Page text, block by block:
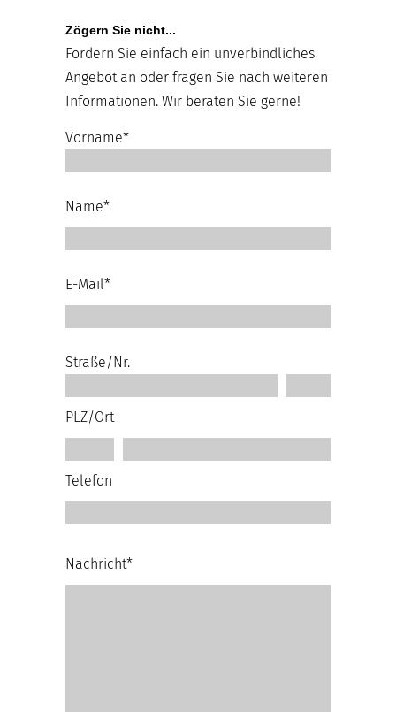
Zögern Sie nicht...
Fordern Sie einfach ein unverbindliches
Angebot an oder fragen Sie nach weiteren
Informationen. Wir beraten Sie gerne!
Vorname*
Name*
E-Mail*
Straße/Nr.
PLZ/Ort
Telefon
Nachricht*